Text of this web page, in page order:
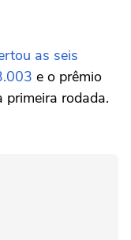
as seis
e o prêmio
primeira rodada.